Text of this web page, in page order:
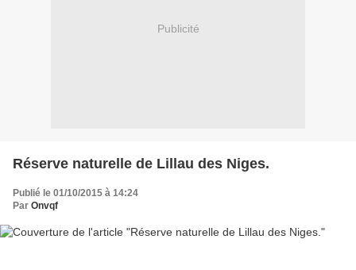
Publicité
Réserve naturelle de Lillau des Niges.
Publié le 01/10/2015 à 14:24
Par Onvqf